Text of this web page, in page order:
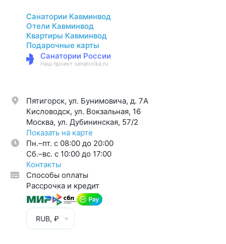
Санатории Кавминвод
Отели Кавминвод
Квартиры Кавминвод
Подарочные карты
Санатории России
Наш проект sanatorika.ru
Пятигорск, ул. Бунимовича, д. 7A
Кисловодск, ул. Вокзальная, 16
Москва, ул. Дубининская, 57/2
Показать на карте
Пн.–пт. с 08:00 до 20:00
Cб.–вс. с 10:00 до 17:00
Контакты
Способы оплаты
Рассрочка и кредит
RUB, ₽